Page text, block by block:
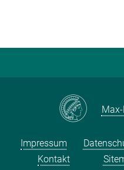
Impressum
Kontakt